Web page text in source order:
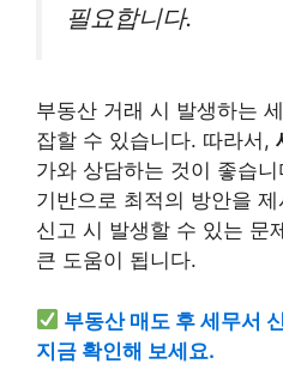
필요합니다.
부동산 거래 시 발생하는
잡할 수 있습니다. 따라서,
가와 상담하는 것이 좋습
기반으로 최적의 방안을
신고 시 발생할 수 있는 문
큰 도움이 됩니다.
부동산 매도 후 세무서
지금 확인해 보세요.